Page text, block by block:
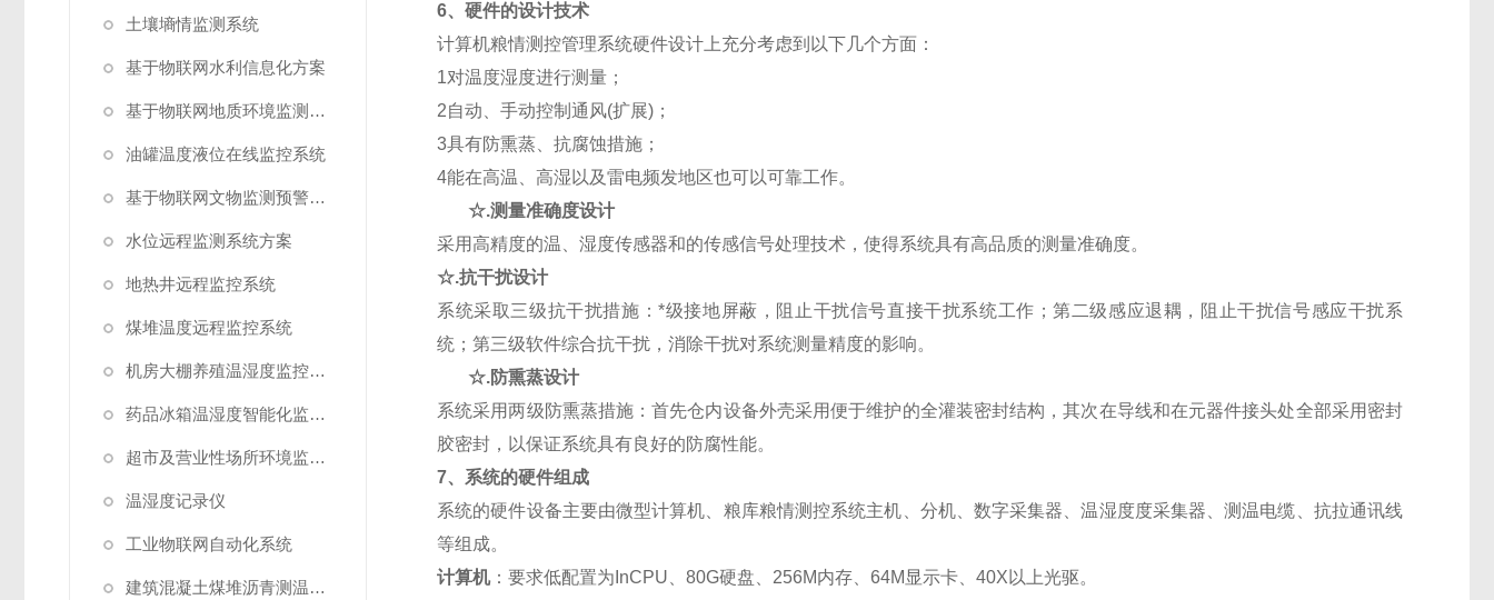
土壤墒情监测系统
基于物联网水利信息化方案
基于物联网地质环境监测预警方案
油罐温度液位在线监控系统
基于物联网文物监测预警解决方案
水位远程监测系统方案
地热井远程监控系统
煤堆温度远程监控系统
机房大棚养殖温湿度监控系统
药品冰箱温湿度智能化监控系统方案
超市及营业性场所环境监测系统
温湿度记录仪
工业物联网自动化系统
建筑混凝土煤堆沥青测温系统
6、硬件的设计技术
计算机粮情测控管理系统硬件设计上充分考虑到以下几个方面：
1对温度湿度进行测量；
2自动、手动控制通风(扩展) ；
3具有防熏蒸、抗腐蚀措施；
4能在高温、高湿以及雷电频发地区也可以可靠工作。
☆.测量准确度设计
采用高精度的温、湿度传感器和的传感信号处理技术，使得系统具有高品质的测量准确度。
☆.抗干扰设计
系统采取三级抗干扰措施：*级接地屏蔽，阻止干扰信号直接干扰系统工作；第二级感应退耦，阻止干扰信号感应干扰系
统；第三级软件综合抗干扰，消除干扰对系统测量精度的影响。
☆.防熏蒸设计
系统采用两级防熏蒸措施：首先仓内设备外壳采用便于维护的全灌装密封结构，其次在导线和在元器件接头处全部采用密封
胶密封，以保证系统具有良好的防腐性能。
7、系统的硬件组成
系统的硬件设备主要由微型计算机、粮库粮情测控系统主机、分机、数字采集器、温湿度度采集器、测温电缆、抗拉通讯线
等组成。
计算机：要求低配置为InCPU、80G硬盘、256M内存、64M显示卡、40X以上光驱。